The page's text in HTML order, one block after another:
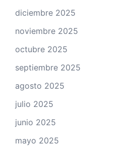
diciembre 2025
noviembre 2025
octubre 2025
septiembre 2025
agosto 2025
julio 2025
junio 2025
mayo 2025